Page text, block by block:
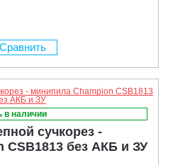
Сравнить
в наличии
сучкорез -
CSB1813 без АКБ и ЗУ